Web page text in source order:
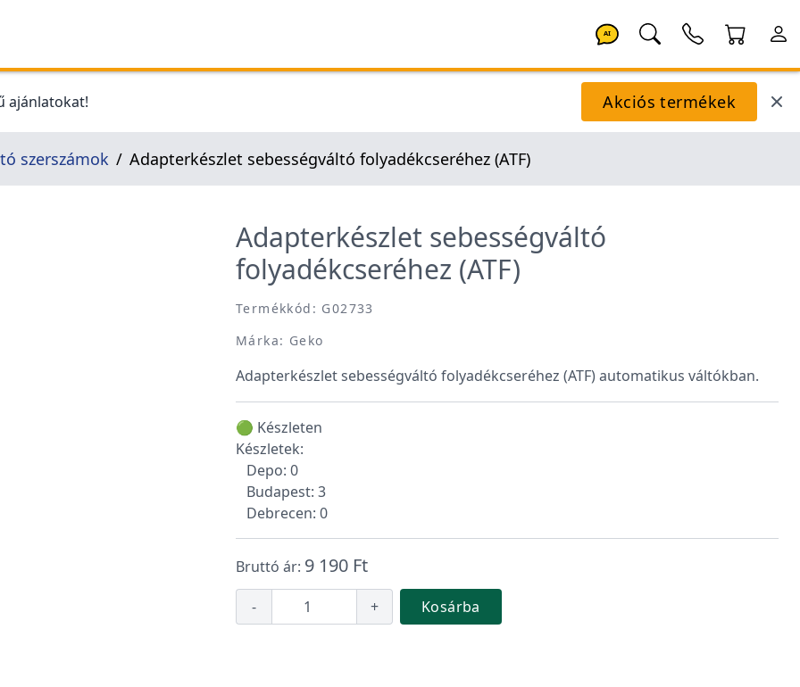
AI
ajánlatokat! Akciós termékek
szerszámok Adapterkészlet sebességváltó folyadékcseréhez (ATF)
Adapterkészlet sebességváltó
folyadékcseréhez (ATF)
Termékkód: G02733
Márka: Geko
Adapterkészlet sebességváltó folyadékcseréhez (ATF) automatikus váltókban.
🟢 Készleten
Készletek:
Depo: 0
Budapest: 3
Debrecen: 0
Bruttó ár: 9 190 Ft
- + Kosárba